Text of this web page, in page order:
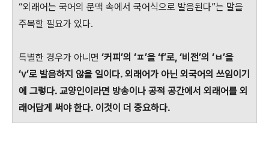
“외래어는 국어의 문맥 속에서 국어식으로 발음된다”는 말을
주목할 필요가 있다.
특별한 경우가 아니면 ‘커피’의 ‘ㅍ’을 ‘f’로, ‘비전’의 ‘ㅂ’을
‘v’로 발음하지 않을 일이다. 외래어가 아닌 외국어의 쓰임이기
에 그렇다. 교양인이라면 방송이나 공적 공간에서 외래어를 외
래어답게 써야 한다. 이것이 더 중요하다.